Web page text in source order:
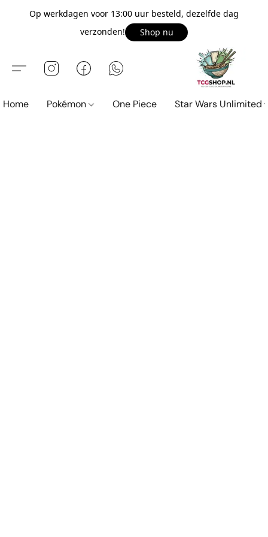
Op werkdagen voor 13:00 uur besteld, dezelfde dag
verzonden!
Shop nu
Home Pokémon One Piece Star Wars Unlimited